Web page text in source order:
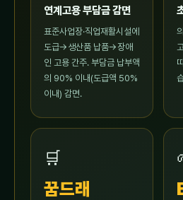
연계고용 부담금 감면
표준사업장·직업재활시설에
도급→생산품 납품→장애
인 고용 간주. 부담금 납부액
의 90% 이내(도급액 50%
이내) 감면.
🛒
꿈드래